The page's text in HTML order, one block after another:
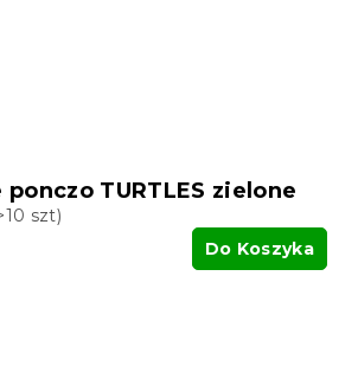
TURTLES zielone
szt)
Do Koszyka